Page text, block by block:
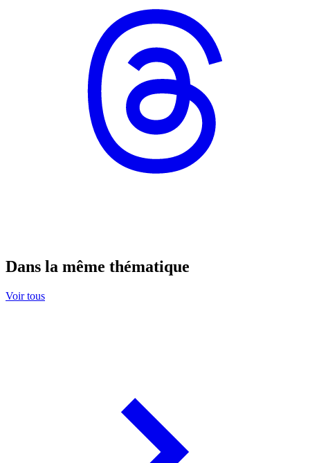
Dans la même thématique
Voir tous